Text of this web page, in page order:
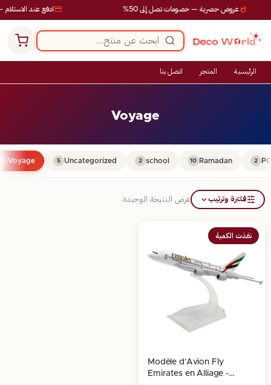
ادفع عند الاستلام عروض حصرية — خصومات تصل إلى 50%
الرئيسية المتجر اتصل بنا
Voyage
PC
2
Ramadan
10
school
2
Uncategorized
5
Voyage
فلترة وترتيب عرض النتيجة الوحيدة
نفذت الكمية
Modèle d'Avion Fly
Emirates en Alliage -